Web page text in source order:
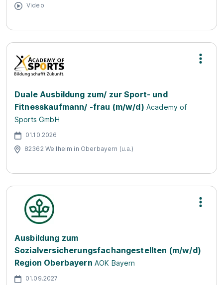
Video
Duale Ausbildung zum/ zur Sport- und
Fitnesskaufmann/ -frau (m/w/d) Academy of
Sports GmbH
01.10.2026
82362 Weilheim in Oberbayern (u.a.)
Ausbildung zum
Sozialversicherungsfachangestellten (m/w/d)
Region Oberbayern AOK Bayern
01.09.2027